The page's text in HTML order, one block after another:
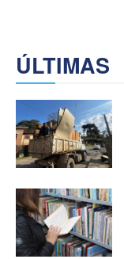
ÚLTIMAS